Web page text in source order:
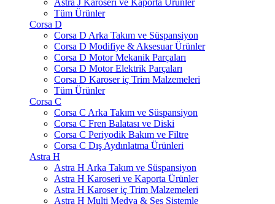
Astra J Karoseri ve Kaporta Ürünler
Tüm Ürünler
Corsa D
Corsa D Arka Takım ve Süspansiyon
Corsa D Modifiye & Aksesuar Ürünler
Corsa D Motor Mekanik Parçaları
Corsa D Motor Elektrik Parçaları
Corsa D Karoser iç Trim Malzemeleri
Tüm Ürünler
Corsa C
Corsa C Arka Takım ve Süspansiyon
Corsa C Fren Balatası ve Diski
Corsa C Periyodik Bakım ve Filtre
Corsa C Dış Aydınlatma Ürünleri
Astra H
Astra H Arka Takım ve Süspansiyon
Astra H Karoseri ve Kaporta Ürünler
Astra H Karoser iç Trim Malzemeleri
Astra H Multi Medya & Ses Sistemle